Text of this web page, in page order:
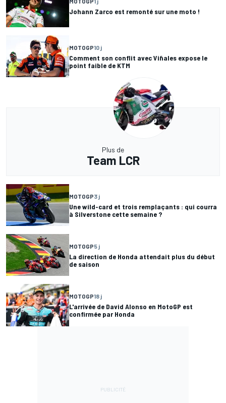
Johann Zarco est remonté sur une moto !
MOTOGP10 j
Comment son conflit avec Viñales expose le
point faible de KTM
Plus de
Team LCR
MOTOGP3 j
Une wild-card et trois remplaçants : qui courra
à Silverstone cette semaine ?
MOTOGP5 j
La direction de Honda attendait plus du début
de saison
MOTOGP18 j
L'arrivée de David Alonso en MotoGP est
confirmée par Honda